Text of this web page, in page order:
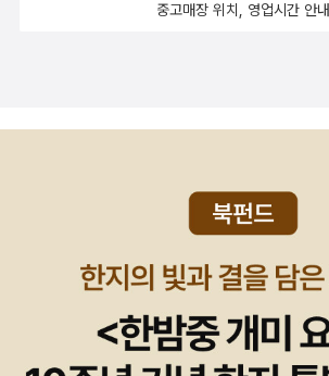
중고매장 위치, 영업시간 안내